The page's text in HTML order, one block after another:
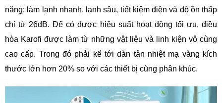
năng: làm lạnh nhanh, lạnh sâu, tiết kiệm điện và độ ồn thấp
chỉ từ 26dB. Để có được hiệu suất hoạt động tối ưu, điều
hòa Karofi được làm từ những vật liệu và linh kiện vô cùng
cao cấp. Trong đó phải kể tới dàn tản nhiệt mạ vàng kích
thước lớn hơn 20% so với các thiết bị cùng phân khúc.